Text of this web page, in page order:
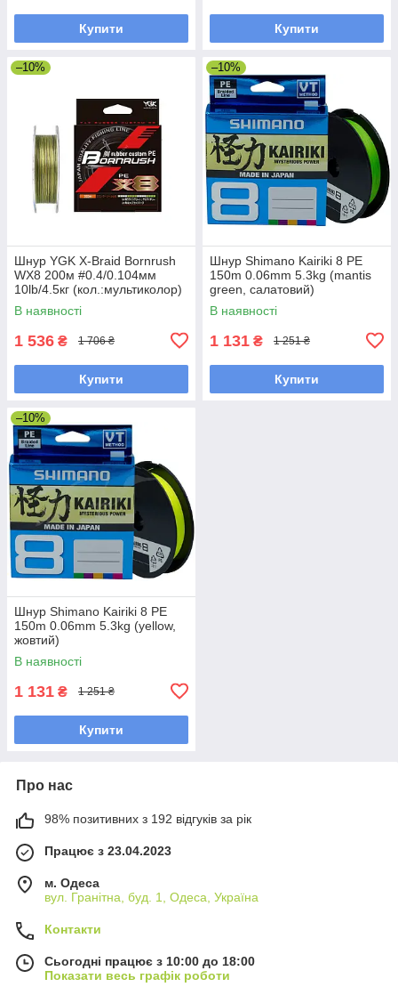
Купити Купити
–10%
Шнур YGK X-Braid Bornrush
WX8 200м #0.4/0.104мм
10lb/4.5кг (кол.:мультиколор)
В наявності
1 536 ₴ 1 706 ₴
Купити
–10%
Шнур Shimano Kairiki 8 PE
150m 0.06mm 5.3kg (mantis
green, салатовий)
В наявності
1 131 ₴ 1 251 ₴
Купити
–10%
Шнур Shimano Kairiki 8 PE
150m 0.06mm 5.3kg (yellow,
жовтий)
В наявності
1 131 ₴ 1 251 ₴
Купити
Про нас
98% позитивних з 192 відгуків за рік
Працює з 23.04.2023
м. Одеса
вул. Гранітна, буд. 1, Одеса, Україна
Контакти
Сьогодні працює з 10:00 до 18:00
Показати весь графік роботи